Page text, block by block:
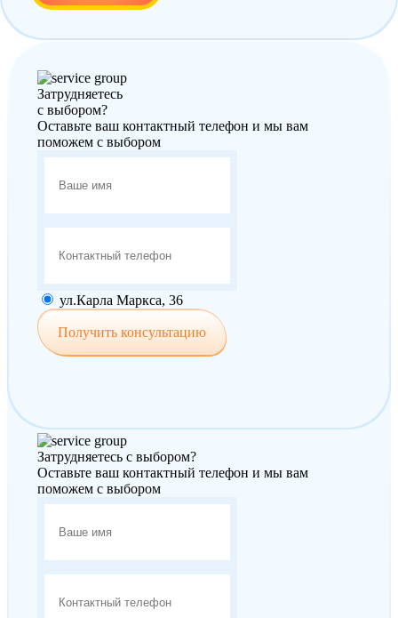
Затрудняетесь
с выбором?
Оставьте ваш контактный телефон и мы вам
поможем с выбором
ул.Карла Маркса, 36
Получить консультацию
Затрудняетесь с выбором?
Оставьте ваш контактный телефон и мы вам
поможем с выбором